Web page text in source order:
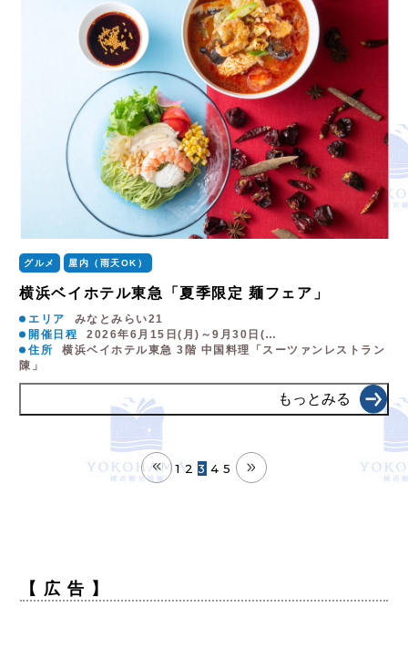
グルメ 屋内（雨天OK）
横浜ベイホテル東急「夏季限定 麺フェア」
エリア
みなとみらい21
開催日程
2026年6月15日(月)～9月30日(…
住所
横浜ベイホテル東急 3階 中国料理「スーツァンレストラン
陳」
もっとみる
1 2 3 4 5
【 広 告 】